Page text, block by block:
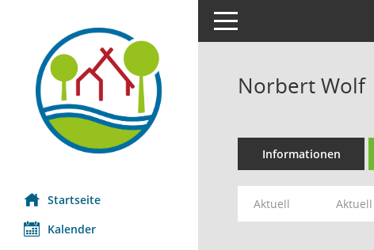
Startseite
Kalender
Toggle navigation
Norbert Wolf
Informationen
Aktuell Aktuell